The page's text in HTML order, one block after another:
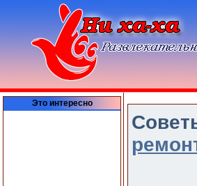
Это интересно